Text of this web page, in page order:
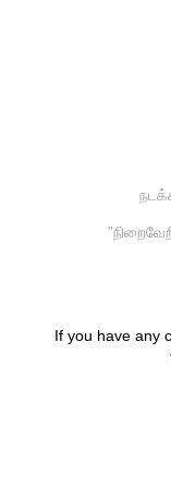
If you have any